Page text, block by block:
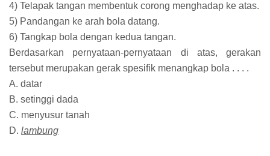
4) Telapak tangan membentuk corong menghadap ke atas.
5) Pandangan ke arah bola datang.
6) Tangkap bola dengan kedua tangan.
Berdasarkan pernyataan-pernyataan di atas, gerakan
tersebut merupakan gerak spesifik menangkap bola . . . .
A. datar
B. setinggi dada
C. menyusur tanah
D. lambung